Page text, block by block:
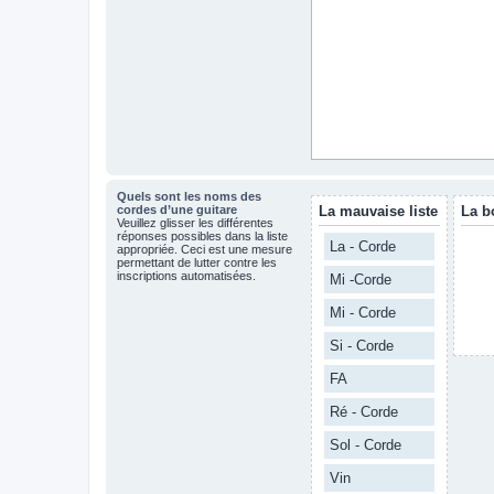
Quels sont les noms des
cordes d’une guitare
Veuillez glisser les différentes
réponses possibles dans la liste
appropriée. Ceci est une mesure
permettant de lutter contre les
inscriptions automatisées.
La mauvaise liste
La - Corde
Mi -Corde
Mi - Corde
Si - Corde
FA
Ré - Corde
Sol - Corde
Vin
La